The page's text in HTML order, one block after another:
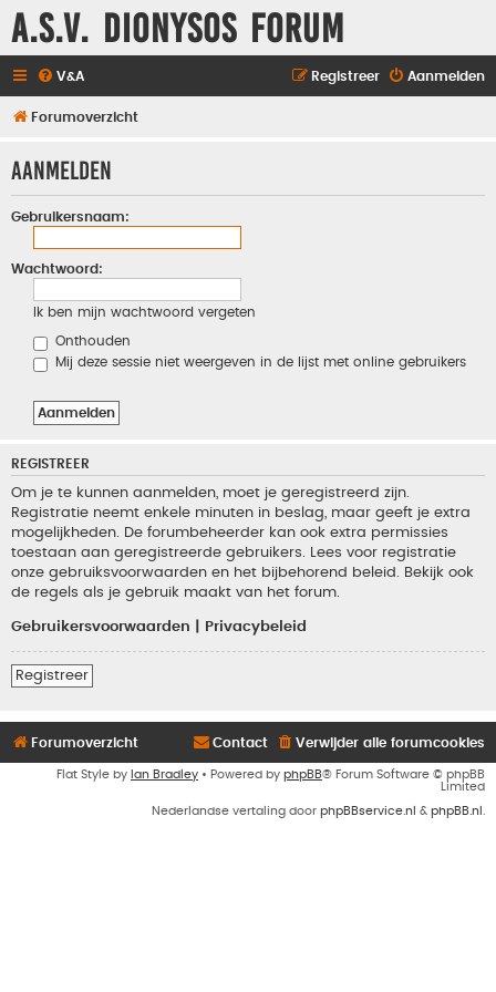
A.S.V. Dionysos Forum
V&A Aanmelden
Registreer
Forumoverzicht
Aanmelden
Gebruikersnaam:
Wachtwoord:
Ik ben mijn wachtwoord vergeten
Onthouden
Mij deze sessie niet weergeven in de lijst met online gebruikers
REGISTREER
Om je te kunnen aanmelden, moet je geregistreerd zijn.
Registratie neemt enkele minuten in beslag, maar geeft je extra
mogelijkheden. De forumbeheerder kan ook extra permissies
toestaan aan geregistreerde gebruikers. Lees voor registratie
onze gebruiksvoorwaarden en het bijbehorend beleid. Bekijk ook
de regels als je gebruik maakt van het forum.
Gebruikersvoorwaarden Privacybeleid
Registreer
Forumoverzicht Verwijder alle forumcookies
Contact
Flat Style by Ian Bradley • Powered by phpBB® Forum Software © phpBB
Limited
Nederlandse vertaling door phpBBservice.nl & phpBB.nl .